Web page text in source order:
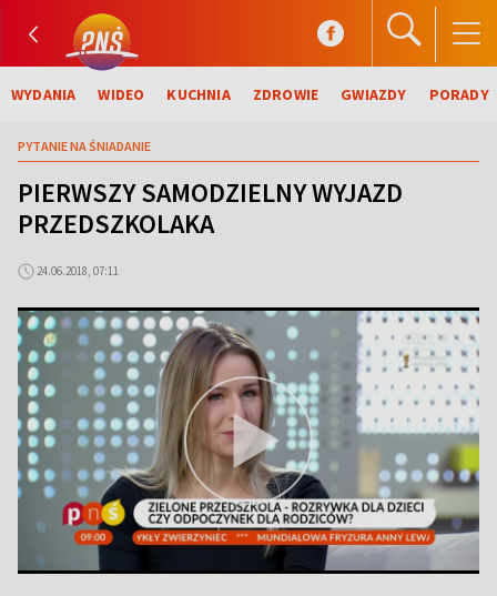
WYDANIA WIDEO KUCHNIA ZDROWIE GWIAZDY PORADY
PYTANIE NA ŚNIADANIE
PIERWSZY SAMODZIELNY WYJAZD
PRZEDSZKOLAKA
24.06.2018, 07:11